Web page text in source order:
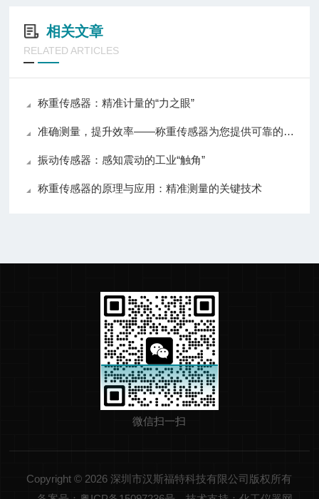
相关文章
RELATED ARTICLES
称重传感器：精准计量的“力之眼”
准确测量，提升效率——称重传感器为您提供可靠的数据支持
振动传感器：感知震动的工业“触角”
称重传感器的原理与应用：精准测量的关键技术
微信扫一扫
Copyright © 2026 深圳市汉斯福特科技有限公司版权所有